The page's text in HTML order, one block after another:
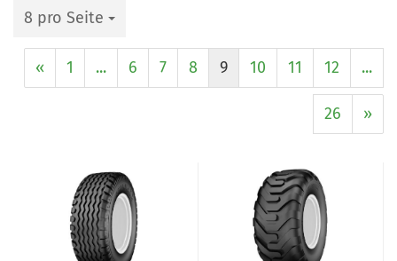
8 pro Seite
« 1 ... 6 7 8 9 10 11 12 ...
26 »